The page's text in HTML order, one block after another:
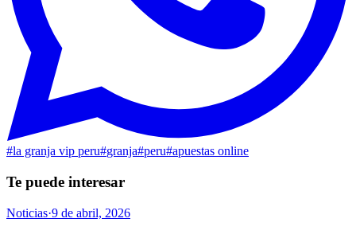
#la granja vip peru#granja#peru#apuestas online
Te puede interesar
Noticias·9 de abril, 2026